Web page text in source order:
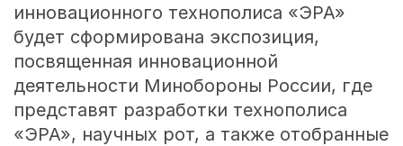
инновационного технополиса «ЭРА»
будет сформирована экспозиция,
посвященная инновационной
деятельности Минобороны России, где
представят разработки технополиса
«ЭРА», научных рот, а также отобранные